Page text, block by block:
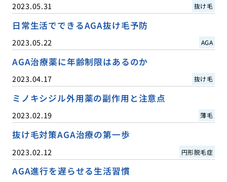
2023.05.31 抜け毛
日常生活でできるAGA抜け毛予防
2023.05.22 AGA
AGA治療薬に年齢制限はあるのか
2023.04.17 抜け毛
ミノキシジル外用薬の副作用と注意点
2023.02.19 薄毛
抜け毛対策AGA治療の第一歩
2023.02.12 円形脱毛症
AGA進行を遅らせる生活習慣